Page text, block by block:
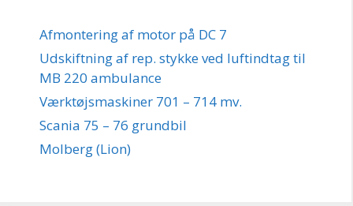
Afmontering af motor på DC 7
Udskiftning af rep. stykke ved luftindtag til
MB 220 ambulance
Værktøjsmaskiner 701 – 714 mv.
Scania 75 – 76 grundbil
Molberg (Lion)